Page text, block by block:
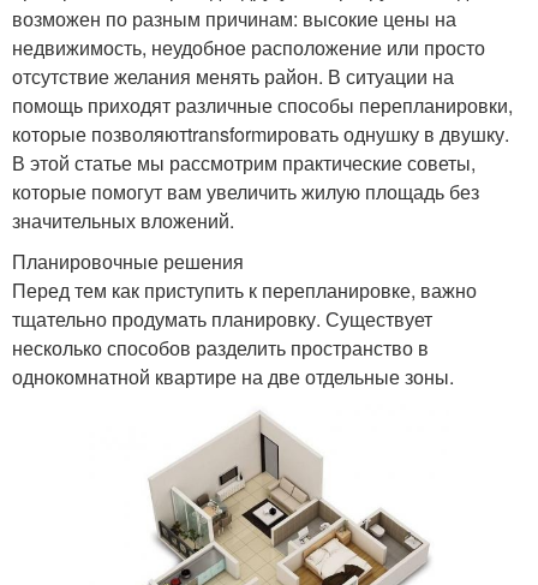
возможен по разным причинам: высокие цены на
недвижимость, неудобное расположение или просто
отсутствие желания менять район. В ситуации на
помощь приходят различные способы перепланировки,
которые позволяютtransformировать однушку в двушку.
В этой статье мы рассмотрим практические советы,
которые помогут вам увеличить жилую площадь без
значительных вложений.
Планировочные решения
Перед тем как приступить к перепланировке, важно
тщательно продумать планировку. Существует
несколько способов разделить пространство в
однокомнатной квартире на две отдельные зоны.